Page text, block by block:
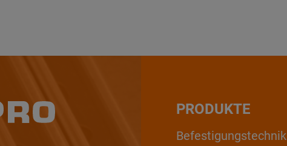
PRODUKTE
Befestigungstechnik